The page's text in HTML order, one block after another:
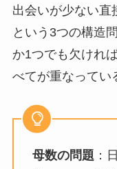
出会いが少ない直
という3つの構造
か1つでも欠けれ
べてが重なってい
母数の問題 ：